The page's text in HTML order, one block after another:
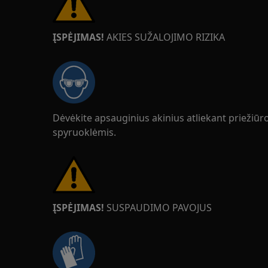
ĮSPĖJIMAS! AKIES SUŽALOJIMO RIZIKA
Dėvėkite apsauginius akinius atliekant
spyruoklėmis.
ĮSPĖJIMAS! SUSPAUDIMO PAVOJUS